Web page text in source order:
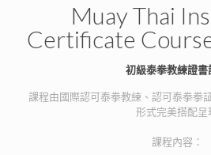
Muay Thai
Certificate
初級泰拳教練證書
課程由國際認可泰拳教練、認可泰拳拳
形式完美搭配呈
課程內容：